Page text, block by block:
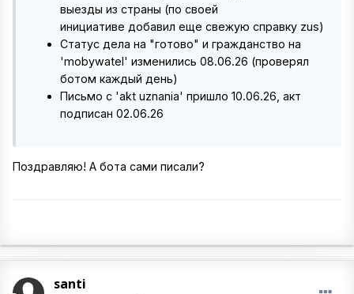
выезды из страны (по своей
инициативе добавил еще свежую справку zus)
Статус дела на "готово" и гражданство на
'mobywatel' изменились 08.06.26 (проверял
ботом каждый день)
Письмо с 'akt uznania' пришло 10.06.26, акт
подписан 02.06.26
Поздравляю! А бота сами писали?
santi